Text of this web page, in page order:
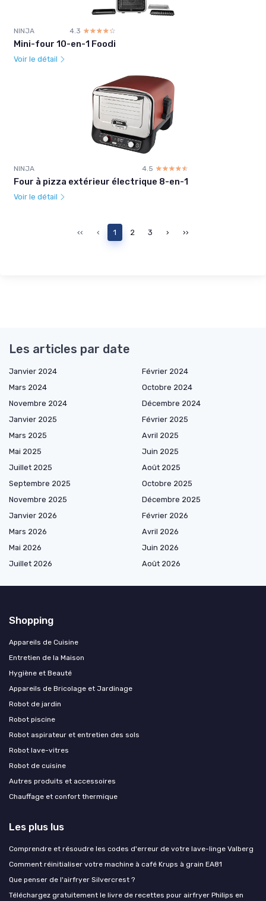
NINJA 4.3 ☆☆☆☆☆
★★★★★
Mini-four 10-en-1 Foodi
Voir le détail
NINJA 4.5 ☆☆☆☆☆
★★★★★
Four à pizza extérieur électrique 8-en-1
Voir le détail
‹‹ ‹ 1 2 3 › ››
Les articles par date
Janvier 2024
Février 2024
Mars 2024
Octobre 2024
Novembre 2024
Décembre 2024
Janvier 2025
Février 2025
Mars 2025
Avril 2025
Mai 2025
Juin 2025
Juillet 2025
Août 2025
Septembre 2025
Octobre 2025
Novembre 2025
Décembre 2025
Janvier 2026
Février 2026
Mars 2026
Avril 2026
Mai 2026
Juin 2026
Juillet 2026
Août 2026
Shopping
Appareils de Cuisine
Entretien de la Maison
Hygiène et Beauté
Appareils de Bricolage et Jardinage
Robot de jardin
Robot piscine
Robot aspirateur et entretien des sols
Robot lave-vitres
Robot de cuisine
Autres produits et accessoires
Chauffage et confort thermique
Les plus lus
Comprendre et résoudre les codes d'erreur de votre lave-linge Valberg
Comment réinitialiser votre machine à café Krups à grain EA81
Que penser de l'airfryer Silvercrest ?
Téléchargez gratuitement le livre de recettes pour airfryer Philips en